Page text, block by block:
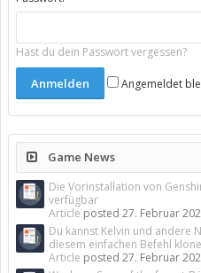
Hast du dein Passwort vergessen?
Angemeldet
Game News
Die Vorinstallation von
verfügbar
Article posted 27. Februar
Du kannst Kelvin und andere
diesem einfachen Befehl
Article posted 27. Februar